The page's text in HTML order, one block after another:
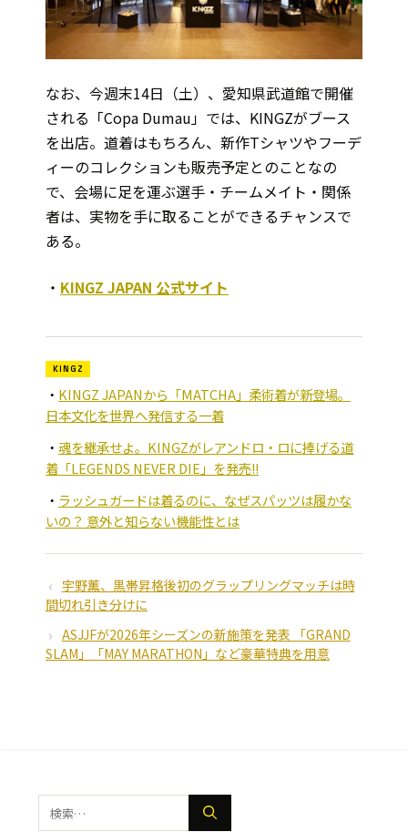
なお、今週末14日（土）、愛知県武道館で開催
される「Copa Dumau」では、KINGZがブース
を出店。道着はもちろん、新作Tシャツやフーデ
ィーのコレクションも販売予定とのことなの
で、会場に足を運ぶ選手・チームメイト・関係
者は、実物を手に取ることができるチャンスで
ある。
・ KINGZ JAPAN 公式サイト
KINGZ
KINGZ JAPANから「MATCHA」柔術着が新登場。
日本文化を世界へ発信する一着
魂を継承せよ。KINGZがレアンドロ・ロに捧げる道
着「LEGENDS NEVER DIE」を発売!!
ラッシュガードは着るのに、なぜスパッツは履かな
いの？ 意外と知らない機能性とは
宇野薫、黒帯昇格後初のグラップリングマッチは時
間切れ引き分けに
ASJJFが2026年シーズンの新施策を発表 「GRAND
SLAM」「MAY MARATHON」など豪華特典を用意
検